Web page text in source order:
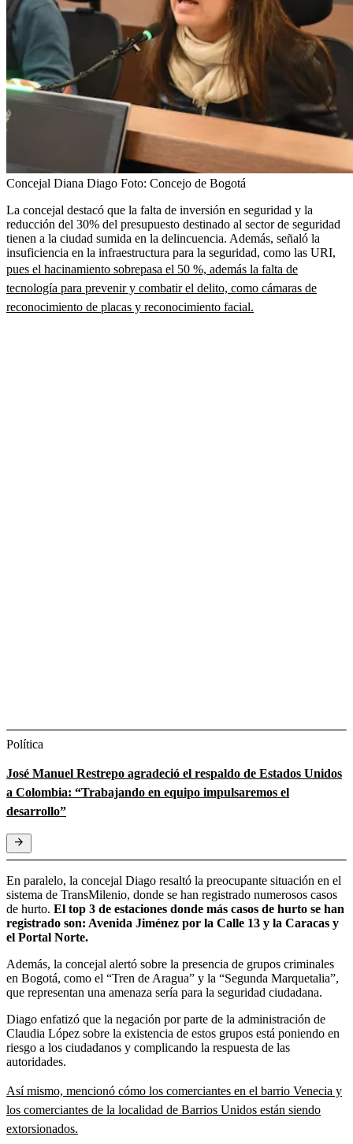
Concejal Diana Diago Foto: Concejo de Bogotá
La concejal destacó que la falta de inversión en seguridad y la
reducción del 30% del presupuesto destinado al sector de seguridad
tienen a la ciudad sumida en la delincuencia. Además, señaló la
insuficiencia en la infraestructura para la seguridad, como las URI,
pues el hacinamiento sobrepasa el 50 %, además la falta de
tecnología para prevenir y combatir el delito, como cámaras de
reconocimiento de placas y reconocimiento facial.
Política
José Manuel Restrepo agradeció el respaldo de Estados Unidos
a Colombia: “Trabajando en equipo impulsaremos el
desarrollo”
En paralelo, la concejal Diago resaltó la preocupante situación en el
sistema de TransMilenio, donde se han registrado numerosos casos
de hurto. El top 3 de estaciones donde más casos de hurto se han
registrado son: Avenida Jiménez por la Calle 13 y la Caracas y
el Portal Norte.
Además, la concejal alertó sobre la presencia de grupos criminales
en Bogotá, como el “Tren de Aragua” y la “Segunda Marquetalia”,
que representan una amenaza sería para la seguridad ciudadana.
Diago enfatizó que la negación por parte de la administración de
Claudia López sobre la existencia de estos grupos está poniendo en
riesgo a los ciudadanos y complicando la respuesta de las
autoridades.
Así mismo, mencionó cómo los comerciantes en el barrio Venecia y
los comerciantes de la localidad de Barrios Unidos están siendo
extorsionados.